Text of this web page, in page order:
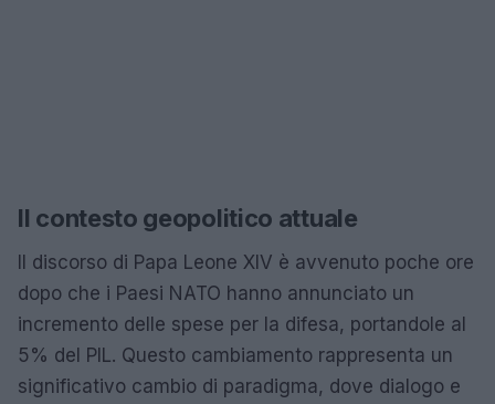
Il contesto geopolitico attuale
Il discorso di Papa Leone XIV è avvenuto poche ore
dopo che i Paesi NATO hanno annunciato un
incremento delle spese per la difesa, portandole al
5% del PIL. Questo cambiamento rappresenta un
significativo cambio di paradigma, dove dialogo e